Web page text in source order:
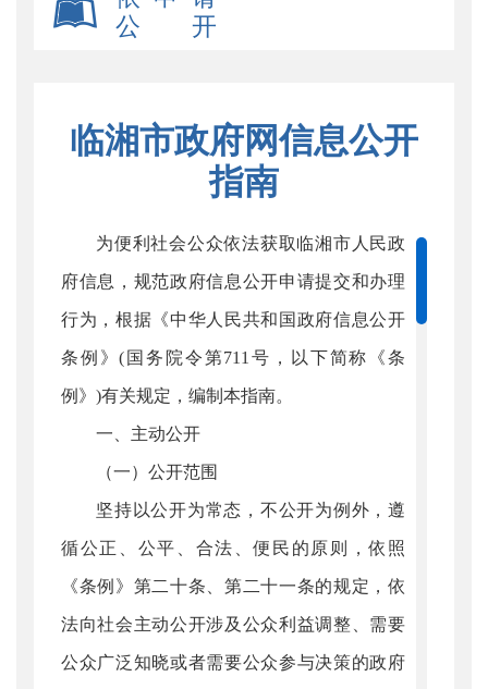
公 开
临湘市政府网信息公开
指南
为便利社会公众依法获取临湘市人民政
府信息，规范政府信息公开申请提交和办理
行为，根据《中华人民共和国政府信息公开
条例》(国务院令第711号，以下简称《条
例》)有关规定，编制本指南。
一、主动公开
（一）公开范围
坚持以公开为常态，不公开为例外，遵
循公正、公平、合法、便民的原则，依照
《条例》第二十条、第二十一条的规定，依
法向社会主动公开涉及公众利益调整、需要
公众广泛知晓或者需要公众参与决策的政府